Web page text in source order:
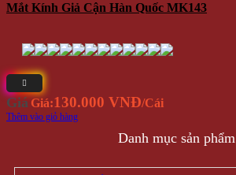
Mắt Kính Giả Cận Hàn Quốc MK143
Giá Giá:130.000 VNĐ/Cái
Thêm vào giỏ hàng
Danh mục sản phẩm